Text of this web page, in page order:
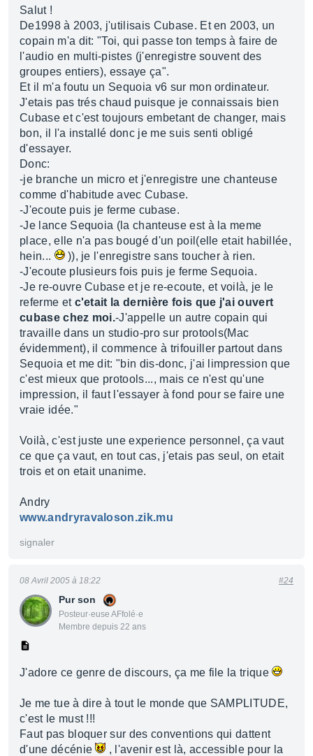
Salut !
De1998 à 2003, j'utilisais Cubase. Et en 2003, un
copain m'a dit: "Toi, qui passe ton temps à faire de
l'audio en multi-pistes (j'enregistre souvent des
groupes entiers), essaye ça".
Et il m'a foutu un Sequoia v6 sur mon ordinateur.
J'etais pas trés chaud puisque je connaissais bien
Cubase et c'est toujours embetant de changer, mais
bon, il l'a installé donc je me suis senti obligé
d'essayer.
Donc:
-je branche un micro et j'enregistre une chanteuse
comme d'habitude avec Cubase.
-J'ecoute puis je ferme cubase.
-Je lance Sequoia (la chanteuse est à la meme
place, elle n'a pas bougé d'un poil(elle etait habillée,
hein...
)), je l'enregistre sans toucher à rien.
-J'ecoute plusieurs fois puis je ferme Sequoia.
-Je re-ouvre Cubase et je re-ecoute, et voilà, je le
referme et c'etait la dernière fois que j'ai ouvert
cubase chez moi.-J'appelle un autre copain qui
travaille dans un studio-pro sur protools(Mac
évidemment), il commence à trifouiller partout dans
Sequoia et me dit: "bin dis-donc, j'ai limpression que
c'est mieux que protools..., mais ce n'est qu'une
impression, il faut l'essayer à fond pour se faire une
vraie idée."
Voilà, c'est juste une experience personnel, ça vaut
ce que ça vaut, en tout cas, j'etais pas seul, on etait
trois et on etait unanime.
Andry
www.andryravaloson.zik.mu
signaler
Pur son
Posteur·euse AFfolé·e
Membre depuis 22 ans
08 Avril 2005 à 18:22 #24
J'adore ce genre de discours, ça me file la trique
Je me tue à dire à tout le monde que SAMPLITUDE,
c'est le must !!!
Faut pas bloquer sur des conventions qui dattent
d'une décénie
, l'avenir est là, accessible pour la